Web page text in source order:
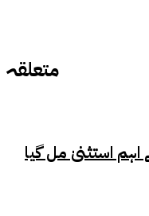
متعلقہ
اہم استثنیٰ مل گیا